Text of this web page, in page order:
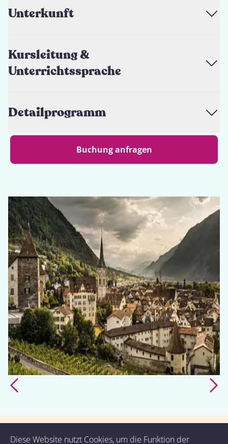
Diese Website nutzt Cookies, um die Funktion der
Unterkunft
Kursleitung &
Unterrichtssprache
Detailprogramm
Buchung anfragen